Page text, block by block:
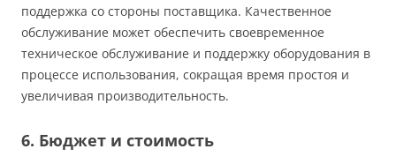
поддержка со стороны поставщика. Качественное
обслуживание может обеспечить своевременное
техническое обслуживание и поддержку оборудования в
процессе использования, сокращая время простоя и
увеличивая производительность.
6. Бюджет и стоимость